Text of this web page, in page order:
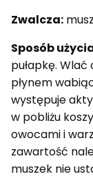
Zwalcza:
Sposób
pułapkę.
płynem
występuje
w pobliżu
owocami i
zawartość
muszek nie